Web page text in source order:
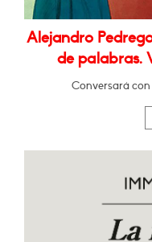
Alejandro
de palabras.
Conversará